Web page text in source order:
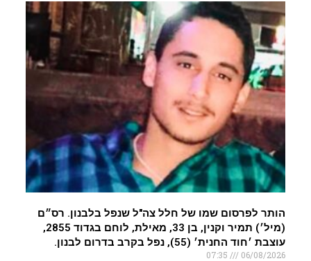
הותר לפרסום שמו של חלל צה"ל שנפל בלבנון. רס״ם
(מיל׳) תמיר וקנין, בן 33, מאילת, לוחם בגדוד 2855,
עוצבת ׳חוד החנית׳ (55), נפל בקרב בדרום לבנון.
06/08/2026